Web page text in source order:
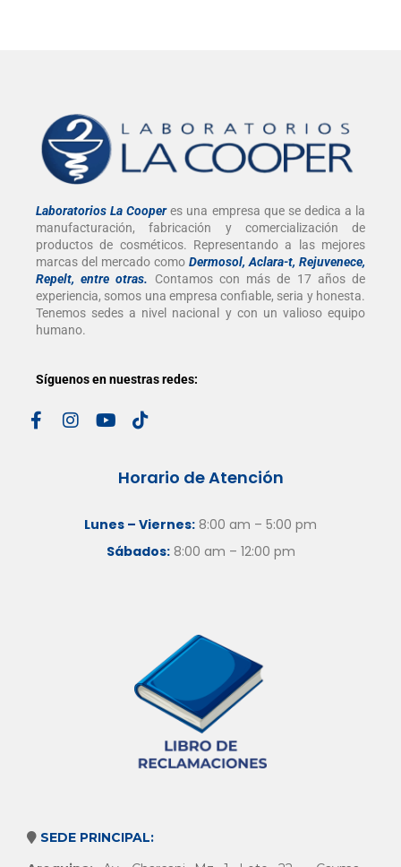
Laboratorios La Cooperes una empresa que se dedica a la
manufacturación, fabricación y comercialización de
productos de cosméticos. Representando a las mejores
marcas del mercado como Dermosol, Aclara-t, Rejuvenece,
Repelt, entre otras. Contamos con más de 17 años de
experiencia, somos una empresa confiable, seria y honesta.
Tenemos sedes a nivel nacional y con un valioso equipo
humano.
Síguenos en nuestras redes:
Horario de Atención
Lunes – Viernes: 8:00 am – 5:00 pm
Sábados:8:00 am – 12:00 pm
SEDE PRINCIPAL: